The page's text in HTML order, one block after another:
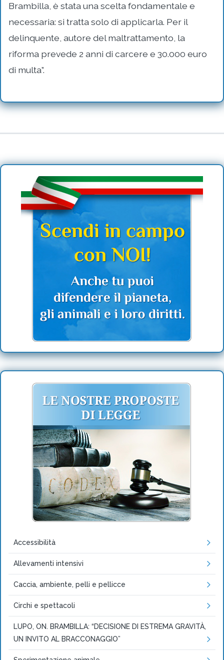
Brambilla, è stata una scelta fondamentale e
necessaria: si tratta solo di applicarla. Per il
delinquente, autore del maltrattamento, la
riforma prevede 2 anni di carcere e 30.000 euro
di multa”.
Accessibilità
Allevamenti intensivi
Caccia, ambiente, pelli e pellicce
Circhi e spettacoli
LUPO, ON. BRAMBILLA: “DECISIONE DI ESTREMA GRAVITÀ,
UN INVITO AL BRACCONAGGIO”